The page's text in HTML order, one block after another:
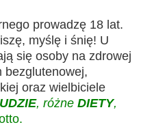
prowadzę 18 lat.
myślę i śnię! U
się osoby na zdrowej
bezglutenowej,
oraz wielbiciele
, różne DIETY,